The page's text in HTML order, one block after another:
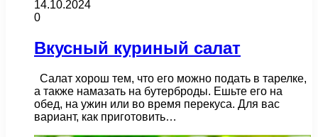
14.10.2024
0
Вкусный куриный салат
Салат хорош тем, что его можно подать в тарелке,
а также намазать на бутерброды. Ешьте его на
обед, на ужин или во время перекуса. Для вас
вариант, как приготовить…